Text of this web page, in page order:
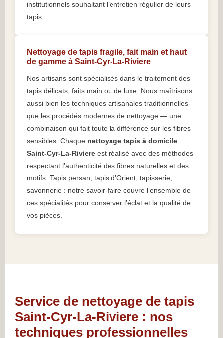
institutionnels souhaitant l’entretien régulier de leurs
tapis.
Nettoyage de tapis fragile, fait main et haut
de gamme à Saint-Cyr-La-Riviere
Nos artisans sont spécialisés dans le traitement des
tapis délicats, faits main ou de luxe. Nous maîtrisons
aussi bien les techniques artisanales traditionnelles
que les procédés modernes de nettoyage — une
combinaison qui fait toute la différence sur les fibres
sensibles. Chaque nettoyage tapis à domicile
Saint-Cyr-La-Riviere est réalisé avec des méthodes
respectant l’authenticité des fibres naturelles et des
motifs. Tapis persan, tapis d’Orient, tapisserie,
savonnerie : notre savoir-faire couvre l’ensemble de
ces spécialités pour conserver l’éclat et la qualité de
vos pièces.
Service de nettoyage de tapis
Saint-Cyr-La-Riviere : nos
techniques professionnelles